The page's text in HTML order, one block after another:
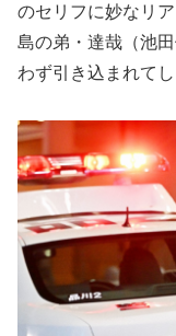
のセリフに妙なリ
島の弟・達哉（池
わず引き込まれて